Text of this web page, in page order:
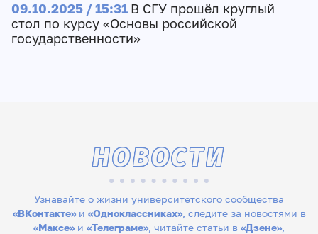
09.10.2025 / 15:31 В СГУ прошёл круглый
стол по курсу «Основы российской
государственности»
Узнавайте о жизни университетского сообщества
«ВКонтакте»и «Одноклассниках», следите за новостями в
«Максе» и «Телеграме», читайте статьи в «Дзене»,
НОВОСТИ